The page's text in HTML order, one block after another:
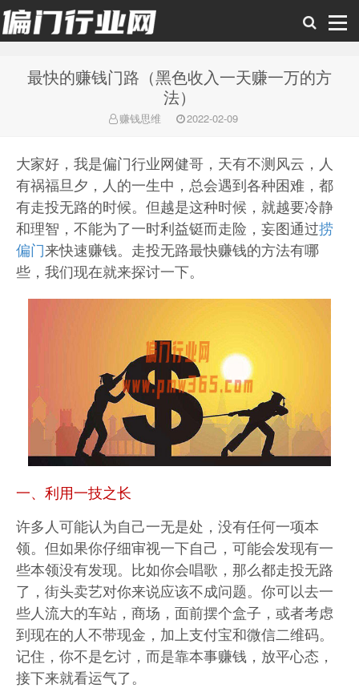
偏门行业网
最快的赚钱门路（黑色收入一天赚一万的方
法）
赚钱思维 2022-02-09
大家好，我是偏门行业网健哥，天有不测风云，人
有祸福旦夕，人的一生中，总会遇到各种困难，都
有走投无路的时候。但越是这种时候，就越要冷静
和理智，不能为了一时利益铤而走险，妄图通过捞
偏门来快速赚钱。走投无路最快赚钱的方法有哪
些，我们现在就来探讨一下。
一、利用一技之长
许多人可能认为自己一无是处，没有任何一项本
领。但如果你仔细审视一下自己，可能会发现有一
些本领没有发现。比如你会唱歌，那么都走投无路
了，街头卖艺对你来说应该不成问题。你可以去一
些人流大的车站，商场，面前摆个盒子，或者考虑
到现在的人不带现金，加上支付宝和微信二维码。
记住，你不是乞讨，而是靠本事赚钱，放平心态，
接下来就看运气了。